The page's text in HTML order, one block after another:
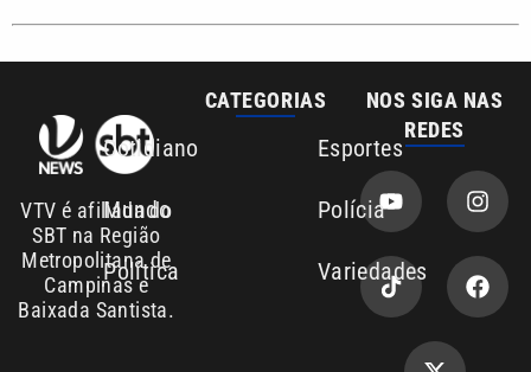
Anuncie agora com a emissora VTV SBT
Área de cobertura que a VTV SBT acompanha:
Entre em contato com a VTV News
Copyright © 2026. Todos os direitos
reservados | Empresa de Comunicação PRM
Política de privacidade